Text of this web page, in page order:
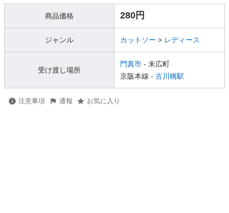
商品価格 280円
ジャンル カットソー > レディース
受け渡し場所
門真市 - 末広町
京阪本線 - 古川橋駅
注意事項 通報 お気に入り